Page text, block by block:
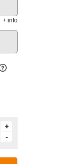
+ info
+
-
+
-